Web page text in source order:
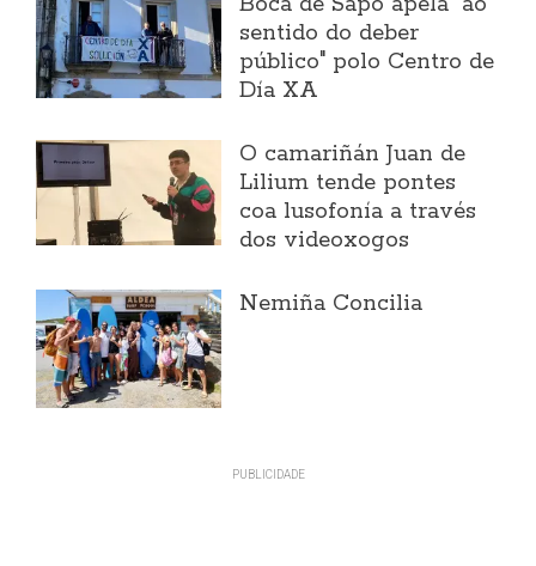
sentido do deber
público" polo Centro de
Día XA
O camariñán Juan de
Lilium tende pontes
coa lusofonía a través
dos videoxogos
Nemiña Concilia